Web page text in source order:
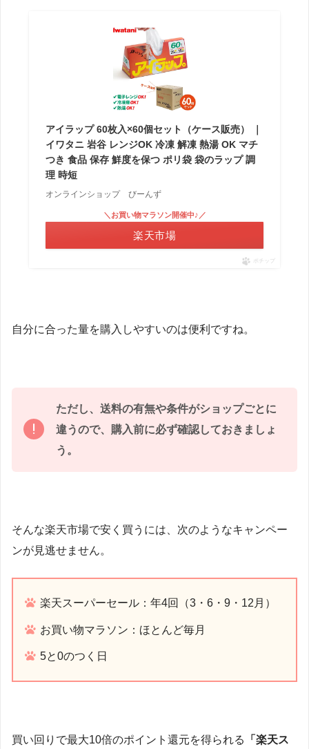
アイラップ 60枚入×60個セット（ケース販売） ｜
イワタニ 岩谷 レンジOK 冷凍 解凍 熱湯 OK マチ
つき 食品 保存 鮮度を保つ ポリ袋 袋のラップ 調
理 時短
オンラインショップ びーんず
＼お買い物マラソン開催中♪／
楽天市場
ポチップ
自分に合った量を購入しやすいのは便利ですね。
ただし、送料の有無や条件がショップごとに
違うので、購入前に必ず確認しておきましょ
う。
そんな楽天市場で安く買うには、次のようなキャンペー
ンが見逃せません。
楽天スーパーセール：年4回（3・6・9・12月）
お買い物マラソン：ほとんど毎月
5と0のつく日
買い回りで最大10倍のポイント還元を得られる
「楽天ス